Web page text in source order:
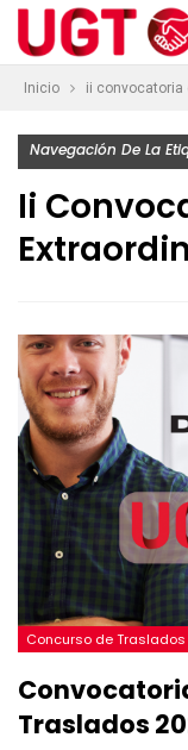
Inicio ii convocatoria
Navegación De La
Ii
Concurso de Traslados
Traslados